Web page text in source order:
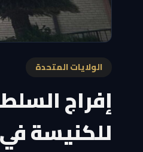
الولايات المتحدة
إفراج
للكنيسة